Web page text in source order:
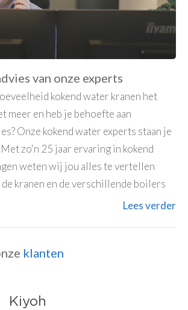
van onze experts
kokend water kranen het
meer en heb je behoefte aan
Onze kokend water experts staan je
zo'n 25 jaar ervaring in kokend
weten wij jou alles te vertellen
de kranen en de verschillende boilers
Lees verder
klanten